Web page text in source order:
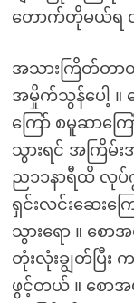
တောက်တိုမယ်ရ လု
အသားကြိတ်တ
အမှိုက်သွန်ပေါ့ ။
ကြော် စမူဆာက
သွားရင် အကြိမ်
ည၁၁နာရီထိ လု
ရှင်းလင်းဆေးက
သွားရော ။ စ
တုံးလုံးချွတ်ပြီ
ဖွင့်တယ် ။ စောအ